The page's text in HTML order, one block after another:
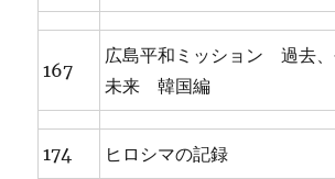
167
広島平和ミッション 過去、
未来 韓国編
174 ヒロシマの記録